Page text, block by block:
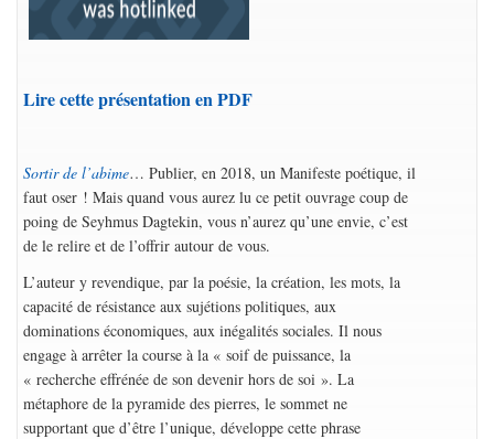
Lire cette présentation en PDF
Sortir de l’abime… Publier, en 2018, un Manifeste poétique, il
faut oser ! Mais quand vous aurez lu ce petit ouvrage coup de
poing de Seyhmus Dagtekin, vous n’aurez qu’une envie, c’est
de le relire et de l’offrir autour de vous.
L’auteur y revendique, par la poésie, la création, les mots, la
capacité de résistance aux sujétions politiques, aux
dominations économiques, aux inégalités sociales. Il nous
engage à arrêter la course à la « soif de puissance, la
« recherche effrénée de son devenir hors de soi ». La
métaphore de la pyramide des pierres, le sommet ne
supportant que d’être l’unique, développe cette phrase